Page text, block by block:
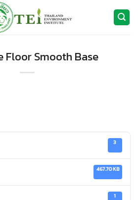
Floor Smooth Base
3
467.70 KB
1